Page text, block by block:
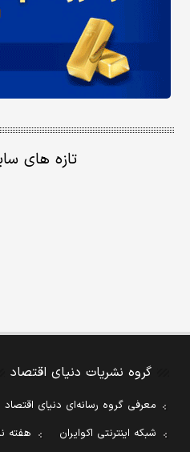
تازه های
گروه نشریات دنیای اقتصاد
معرفی گروه رسانه‌ای دنیای اقتصاد
شبکه اینترنتی اکوایران
هفته